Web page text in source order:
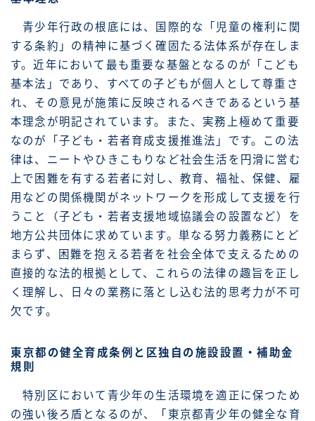
青少年行政の根底には、国際的な「児童の権利に関
する条約」の精神に基づく確固たる法体系が存在しま
す。近年において最も重要な基盤となるのが「こども
基本法」であり、すべての子どもが個人として尊重さ
れ、その意見が施策に反映されるべきであるという基
本理念が明記されています。また、実務上極めて重要
なのが「子ども・若者育成支援推進法」です。この法
律は、ニートやひきこもりなど社会生活を円滑に営む
上で困難を有する若者に対し、教育、福祉、保健、雇
用などの関係機関がネットワークを形成して支援を行
うこと（子ども・若者支援地域協議会の設置など）を
地方公共団体に求めています。単なる努力義務にとど
まらず、困難を抱える若者を社会全体で支えるための
直接的な法的根拠として、これらの法律の趣旨を正し
く理解し、日々の業務に落とし込む法的思考力が不可
欠です。
東京都の健全育成条例と区独自の施設設置・補助金
規則
特別区において青少年の生活環境を適正に保つため
の強い後ろ盾となるのが、「東京都青少年の健全な育